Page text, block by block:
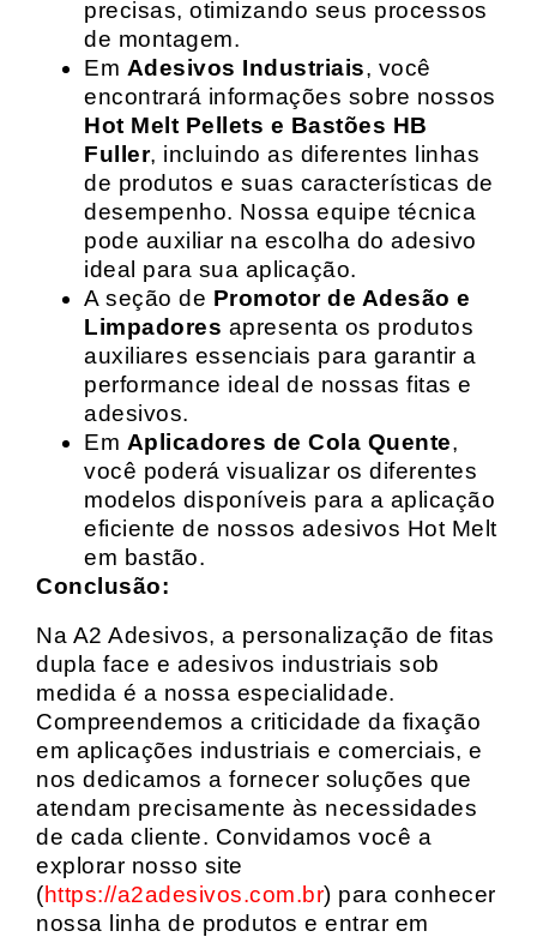
precisas, otimizando seus processos
de montagem.
Em Adesivos Industriais, você
encontrará informações sobre nossos
Hot Melt Pellets e Bastões HB
Fuller, incluindo as diferentes linhas
de produtos e suas características de
desempenho. Nossa equipe técnica
pode auxiliar na escolha do adesivo
ideal para sua aplicação.
A seção de Promotor de Adesão e
Limpadores apresenta os produtos
auxiliares essenciais para garantir a
performance ideal de nossas fitas e
adesivos.
Em Aplicadores de Cola Quente,
você poderá visualizar os diferentes
modelos disponíveis para a aplicação
eficiente de nossos adesivos Hot Melt
em bastão.
Conclusão:
Na A2 Adesivos, a personalização de fitas
dupla face e adesivos industriais sob
medida é a nossa especialidade.
Compreendemos a criticidade da fixação
em aplicações industriais e comerciais, e
nos dedicamos a fornecer soluções que
atendam precisamente às necessidades
de cada cliente. Convidamos você a
explorar nosso site
(https://a2adesivos.com.br) para conhecer
nossa linha de produtos e entrar em